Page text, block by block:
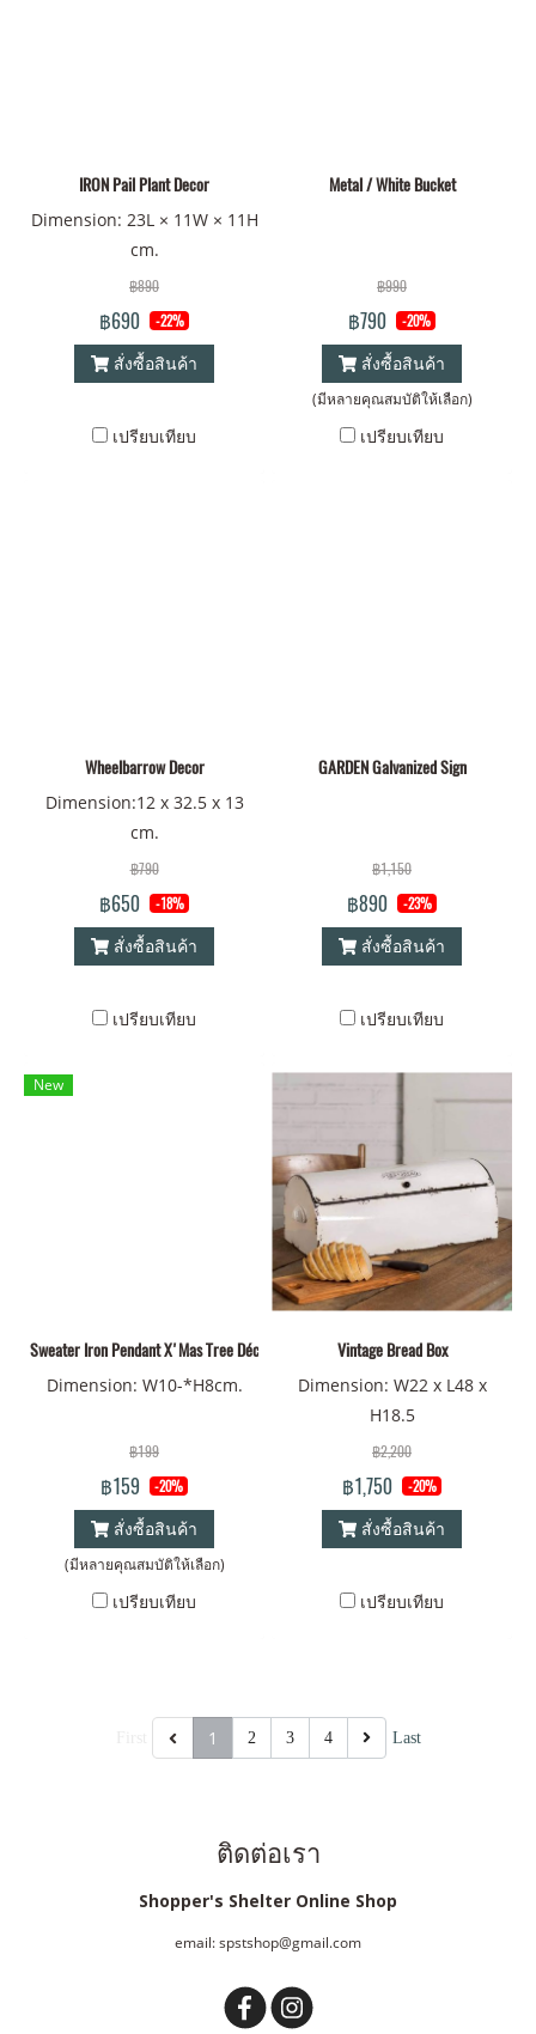
IRON Pail Plant Decor
Dimension: 23L × 11W × 11H
cm.
฿890
฿690 -22%
สั่งซื้อสินค้า
เปรียบเทียบ
Metal / White Bucket
฿990
฿790 -20%
สั่งซื้อสินค้า
(มีหลายคุณสมบัติให้เลือก)
เปรียบเทียบ
Wheelbarrow Decor
Dimension:12 x 32.5 x 13
cm.
฿790
฿650 -18%
สั่งซื้อสินค้า
เปรียบเทียบ
GARDEN Galvanized Sign
฿1,150
฿890 -23%
สั่งซื้อสินค้า
เปรียบเทียบ
New
Sweater Iron Pendant X'Mas Tree Décor/3 colors
Dimension: W10-*H8cm.
฿199
฿159 -20%
สั่งซื้อสินค้า
(มีหลายคุณสมบัติให้เลือก)
เปรียบเทียบ
Vintage Bread Box
Dimension: W22 x L48 x
H18.5
฿2,200
฿1,750 -20%
สั่งซื้อสินค้า
เปรียบเทียบ
1 2 3 4 Last
ติดต่อเรา
Shopper's Shelter Online Shop
email: spstshop@gmail.com